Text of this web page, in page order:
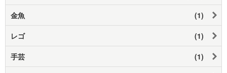
金魚 (1)
レゴ (1)
手芸 (1)